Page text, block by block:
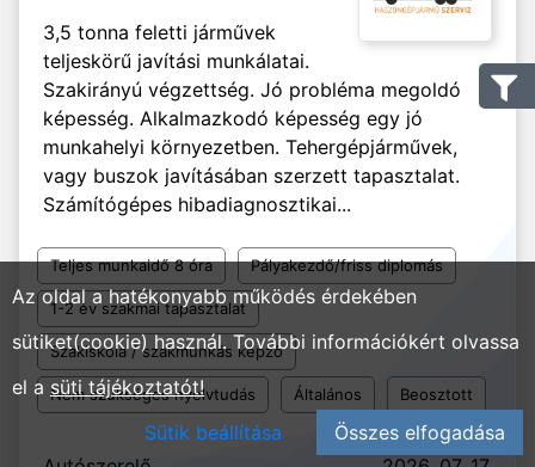
3,5 tonna feletti járművek
teljeskörű javítási munkálatai.
Szakirányú végzettség. Jó probléma megoldó
képesség. Alkalmazkodó képesség egy jó
munkahelyi környezetben. Tehergépjárművek,
vagy buszok javításában szerzett tapasztalat.
Számítógépes hibadiagnosztikai...
Teljes munkaidő 8 óra Pályakezdő/friss diplomás
1-2 év szakmai tapasztalat
Szakiskola / szakmunkás képző
Nem szükséges nyelvtudás Általános Beosztott
Az oldal a hatékonyabb működés érdekében
sütiket(cookie) használ. További információkért olvassa
el a süti tájékoztatót!
Sütik beállítása
Összes elfogadása